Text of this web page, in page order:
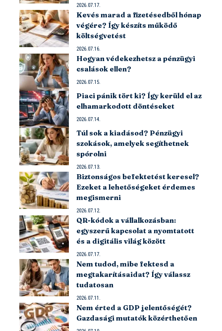
2026.07.17.
Kevés marad a fizetésedből hónap
végére? Így készíts működő
költségvetést
2026.07.16.
Hogyan védekezhetsz a pénzügyi
csalások ellen?
2026.07.15.
Piaci pánik tört ki? Így kerüld el az
elhamarkodott döntéseket
2026.07.14.
Túl sok a kiadásod? Pénzügyi
szokások, amelyek segíthetnek
spórolni
2026.07.13.
Biztonságos befektetést keresel?
Ezeket a lehetőségeket érdemes
megismerni
2026.07.12.
QR-kódok a vállalkozásban:
egyszerű kapcsolat a nyomtatott
és a digitális világ között
2026.07.17.
Nem tudod, mibe fektesd a
megtakarításaidat? Így válassz
tudatosan
2026.07.11.
Nem érted a GDP jelentőségét?
Gazdasági mutatók közérthetően